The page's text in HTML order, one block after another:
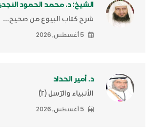
الشيخ: د. محمد الحمود
شرح كتاب البيوع من صحيح...
5 أغسطس, 2026
د. أمير الحداد
الأنبياء والرّسل (٢)ّ
5 أغسطس, 2026